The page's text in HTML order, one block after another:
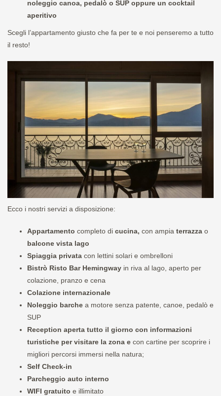
noleggio canoa, pedalò o SUP oppure un cocktail
aperitivo
Scegli l’appartamento giusto che fa per te e noi penseremo a tutto
il resto!
Ecco i nostri servizi a disposizione:
Appartamento completo di cucina, con ampia terrazza o
balcone vista lago
Spiaggia privata con lettini solari e ombrelloni
Bistrò Risto Bar Hemingway in riva al lago, aperto per
colazione, pranzo e cena
Colazione internazionale
Noleggio barche a motore senza patente, canoe, pedalò e
SUP
Reception aperta tutto il giorno con informazioni
turistiche per visitare la zona e con cartine per scoprire i
migliori percorsi immersi nella natura;
Self Check-in
Parcheggio auto interno
WIFI gratuito e illimitato